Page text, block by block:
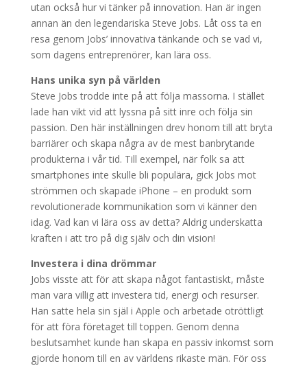
utan också hur vi tänker på innovation. Han är ingen
annan än den legendariska Steve Jobs. Låt oss ta en
resa genom Jobs’ innovativa tänkande och se vad vi,
som dagens entreprenörer, kan lära oss.
Hans unika syn på världen
Steve Jobs trodde inte på att följa massorna. I stället
lade han vikt vid att lyssna på sitt inre och följa sin
passion. Den här inställningen drev honom till att bryta
barriärer och skapa några av de mest banbrytande
produkterna i vår tid. Till exempel, när folk sa att
smartphones inte skulle bli populära, gick Jobs mot
strömmen och skapade iPhone – en produkt som
revolutionerade kommunikation som vi känner den
idag. Vad kan vi lära oss av detta? Aldrig underskatta
kraften i att tro på dig själv och din vision!
Investera i dina drömmar
Jobs visste att för att skapa något fantastiskt, måste
man vara villig att investera tid, energi och resurser.
Han satte hela sin själ i Apple och arbetade otröttligt
för att föra företaget till toppen. Genom denna
beslutsamhet kunde han skapa en passiv inkomst som
gjorde honom till en av världens rikaste män. För oss